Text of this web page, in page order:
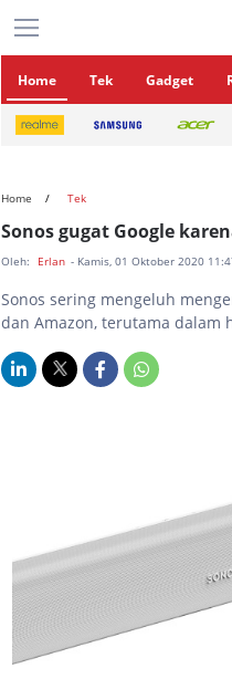
Home Tek Gadget
Home Tek
Sonos gugat Google
Oleh: Erlan - Kamis, 01 Oktober 2020
Sonos sering mengeluh
dan Amazon, terutama dalam